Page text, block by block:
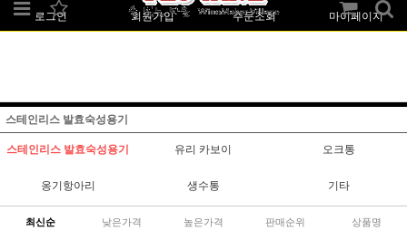
로그인 회원가입 주문조회 마이페이지
스테인리스 발효숙성용기
스테인리스 발효숙성용기 유리 카보이 오크통
옹기항아리 생수통 기타
최신순 낮은가격 높은가격 판매순위 상품명